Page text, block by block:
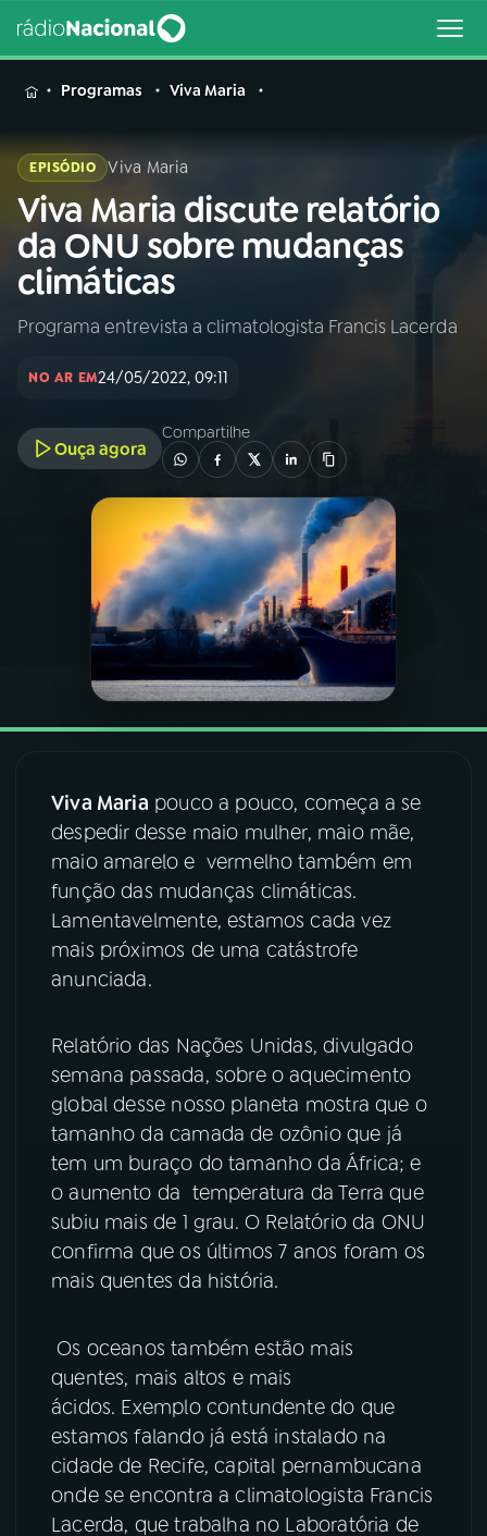
MENU
Buscar
na
Rádio
Nacional
Buscar
AO VIVO
02A RÁDIO
PROGRAMAÇÃO
PROGRAMAS
PODCASTS
07 ÚLTIMAS
08FESTIVAL DE MÚSICA
ACOMPANHE A RÁDIO NACIONAL
Instagram X
TikTok
Programas Viva Maria
EPISÓDIO Viva Maria
Viva Maria discute relatório
da ONU sobre mudanças
climáticas
Programa entrevista a climatologista Francis Lacerda
NO AR EM24/05/2022, 09:11
Ouça agora
Compartilhe
Viva Maria pouco a pouco, começa a se
despedir desse maio mulher, maio mãe,
maio amarelo e vermelho também em
função das mudanças climáticas.
Lamentavelmente, estamos cada vez
mais próximos de uma catástrofe
anunciada.
Relatório das Nações Unidas, divulgado
semana passada, sobre o aquecimento
global desse nosso planeta mostra que o
tamanho da camada de ozônio que já
tem um buraço do tamanho da África; e
o aumento da temperatura da Terra que
subiu mais de 1 grau. O Relatório da ONU
confirma que os últimos 7 anos foram os
mais quentes da história.
Os oceanos também estão mais
quentes, mais altos e mais
ácidos. Exemplo contundente do que
estamos falando já está instalado na
cidade de Recife, capital pernambucana
onde se encontra a climatologista Francis
Lacerda, que trabalha no Laboratória de